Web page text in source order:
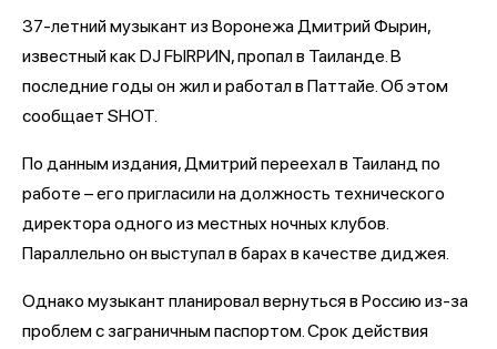
37-летний музыкант из Воронежа Дмитрий Фырин,
известный как DJ FЫRРИN, пропал в Таиланде. В
последние годы он жил и работал в Паттайе. Об этом
сообщает SHOT.
По данным издания, Дмитрий переехал в Таиланд по
работе – его пригласили на должность технического
директора одного из местных ночных клубов.
Параллельно он выступал в барах в качестве диджея.
Однако музыкант планировал вернуться в Россию из-за
проблем с заграничным паспортом. Срок действия